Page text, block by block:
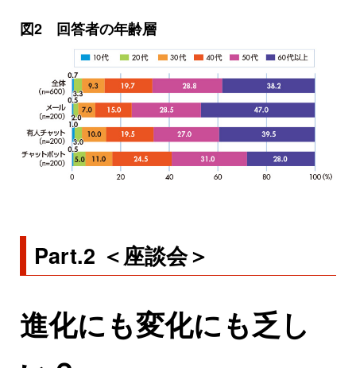
図2 回答者の年齢層
Part.2 ＜座談会＞
進化にも変化にも乏し